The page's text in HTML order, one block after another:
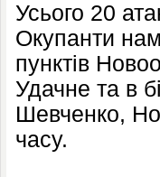
Усього 20
Окупанти
пунктів
Удачне та в
Шевченко,
часу.